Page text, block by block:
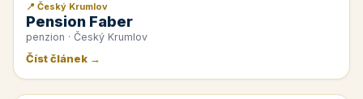
📰 PR článek
📍 Český Krumlov
Pension Faber
penzion · Český Krumlov
Číst článek →